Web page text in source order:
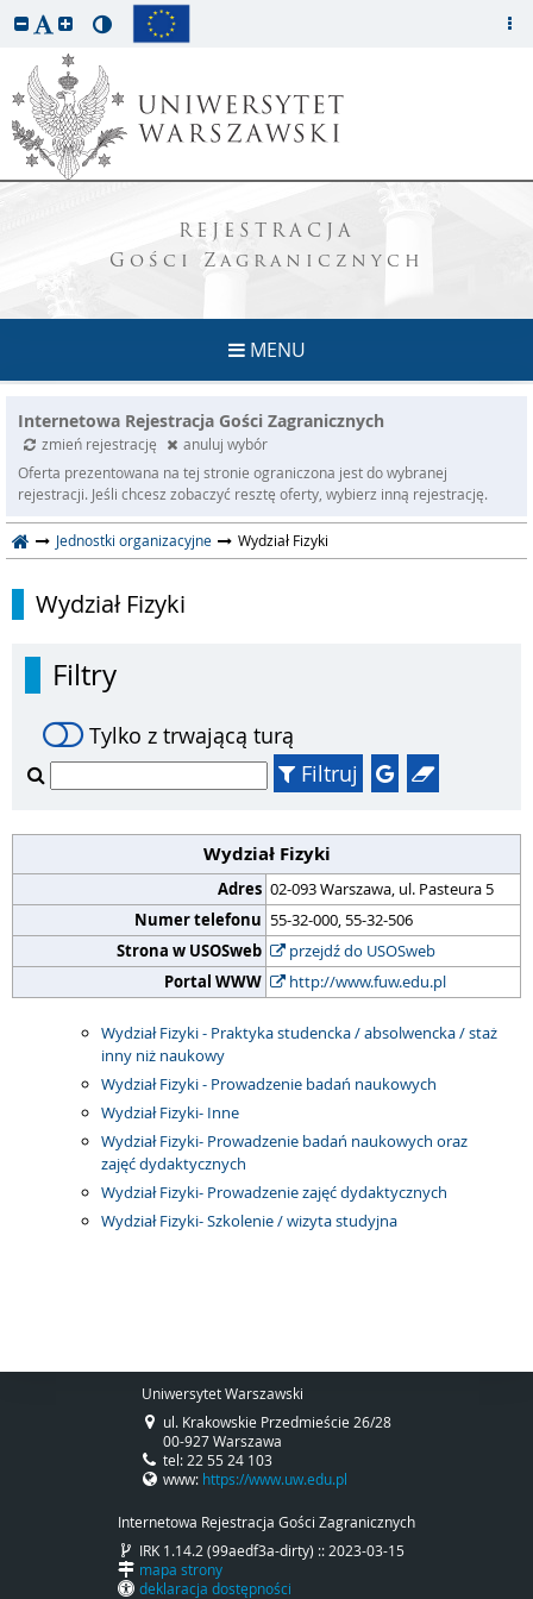
REJESTRACJA
Gości Zagranicznych
MENU
Internetowa Rejestracja Gości Zagranicznych
zmień rejestrację
anuluj wybór
Oferta prezentowana na tej stronie ograniczona jest do wybranej
rejestracji. Jeśli chcesz zobaczyć resztę oferty, wybierz inną rejestrację.
Jednostki organizacyjne Wydział Fizyki
Wydział Fizyki
Filtry
Tylko z trwającą turą
Filtruj
Wydział Fizyki
Adres 02-093 Warszawa, ul. Pasteura 5
Numer telefonu 55-32-000, 55-32-506
Strona w USOSweb
przejdź do USOSweb
Portal WWW
http://www.fuw.edu.pl
Wydział Fizyki - Praktyka studencka / absolwencka / staż
inny niż naukowy
Wydział Fizyki - Prowadzenie badań naukowych
Wydział Fizyki- Inne
Wydział Fizyki- Prowadzenie badań naukowych oraz
zajęć dydaktycznych
Wydział Fizyki- Prowadzenie zajęć dydaktycznych
Wydział Fizyki- Szkolenie / wizyta studyjna
Uniwersytet Warszawski
ul. Krakowskie Przedmieście 26/28
00-927 Warszawa
tel: 22 55 24 103
www: https://www.uw.edu.pl
Internetowa Rejestracja Gości Zagranicznych
IRK 1.14.2 (99aedf3a-dirty) :: 2023-03-15
mapa strony
deklaracja dostępności